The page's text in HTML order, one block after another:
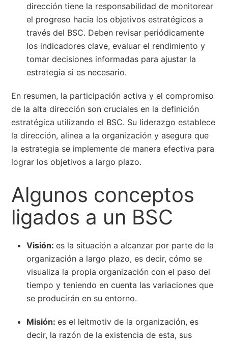
dirección tiene la responsabilidad de monitorear
el progreso hacia los objetivos estratégicos a
través del BSC. Deben revisar periódicamente
los indicadores clave, evaluar el rendimiento y
tomar decisiones informadas para ajustar la
estrategia si es necesario.
En resumen, la participación activa y el compromiso
de la alta dirección son cruciales en la definición
estratégica utilizando el BSC. Su liderazgo establece
la dirección, alinea a la organización y asegura que
la estrategia se implemente de manera efectiva para
lograr los objetivos a largo plazo.
Algunos conceptos
ligados a un BSC
Visión:es la situación a alcanzar por parte de la
organización a largo plazo, es decir, cómo se
visualiza la propia organización con el paso del
tiempo y teniendo en cuenta las variaciones que
se producirán en su entorno.
Misión:es el leitmotiv de la organización, es
decir, la razón de la existencia de esta, sus